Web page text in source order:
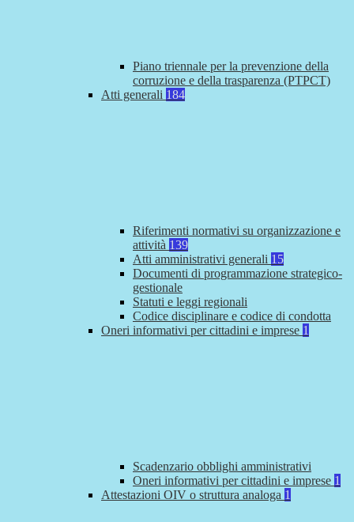
Piano triennale per la prevenzione della
corruzione e della trasparenza (PTPCT)
Atti generali 184
Riferimenti normativi su organizzazione e
attività 139
Atti amministrativi generali 15
Documenti di programmazione strategico-
gestionale
Statuti e leggi regionali
Codice disciplinare e codice di condotta
Oneri informativi per cittadini e imprese 1
Scadenzario obblighi amministrativi
Oneri informativi per cittadini e imprese 1
Attestazioni OIV o struttura analoga 1